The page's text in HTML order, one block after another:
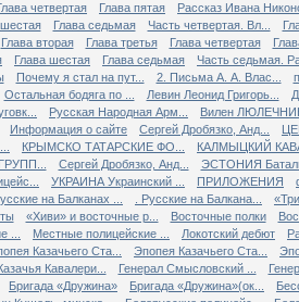
четвертая Глава пятая
Рассказ Ивана
шестая Глава седьмая Часть четвертая. Вл...
Глава вторая Глава третья Глава четвертая
Глава шестая Глава седьмая
Часть седьмая.
Почему я стал на пут... 2. Письма А. А. Влас...
Остальная бодяга по ... Левин Леонид Григорь...
Русская Народная Арм...
Вилен
Информация о сайте Сергей Дробязко, Анд...
КРЫМСКО ТАТАРСКИЕ ФО...
КАЛМЫЦКИЙ
Сергей Дробязко, Анд...
ЭСТОНИЯ
УКРАИНА Украинский ... ПРИЛОЖЕНИЯ
на Балканах ... . Русские на Балкана...
«Хиви» и восточные р... Восточные полки
...
Местные полицейские ... Локотский дебют
Казачьего Ста... Эпопея Казачьего Ста...
Кавалери... Генерал Смысловский ...
Бригада «Дружина» Бригада «Дружина»(ок...